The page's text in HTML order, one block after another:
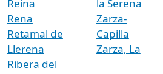
Reina
Rena
Retamal de
Llerena
Ribera del
la Serena
Zarza-
Capilla
Zarza, La